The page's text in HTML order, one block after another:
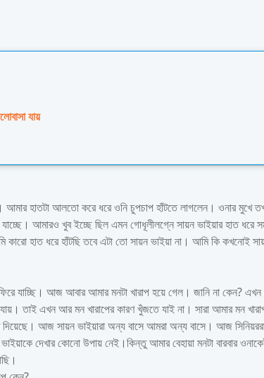
যায়
হাতটা আলতো করে ধরে ওনি চুপচাপ হাঁটতে লাগলেন। ওনার মুখে
আমারও খুব ইচ্ছে ছিল এমন গোধূলীলগ্নে সায়ন ভাইয়ার হাত ধরে
হাত ধরে হাঁটছি তবে এটা তো সায়ন ভাইয়া না। আমি কি কখনোই
যাচ্ছি। আজ আবার আমার মনটা খারাপ হয়ে গেল। জানি না কেন? এখন
যায়। তাই এখন আর মন খারাপের কারণ খুঁজতে যাই না। সারা আমার মন
দিয়েছে। আজ সায়ন ভাইয়ারা অন্য বাসে আমরা অন্য বাসে। আজ
দেখার কোনো উপায় নেই।কিন্তু আমার বেহায়া মনটা বারবার